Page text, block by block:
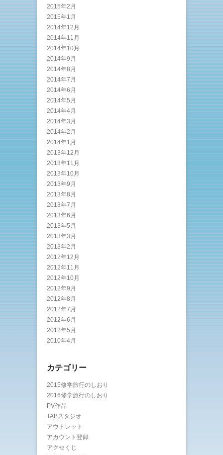
2015年2月
2015年1月
2014年12月
2014年11月
2014年10月
2014年9月
2014年8月
2014年7月
2014年6月
2014年5月
2014年4月
2014年3月
2014年2月
2014年1月
2013年12月
2013年11月
2013年10月
2013年9月
2013年8月
2013年7月
2013年6月
2013年5月
2013年3月
2013年2月
2012年12月
2012年11月
2012年10月
2012年9月
2012年8月
2012年7月
2012年6月
2012年5月
2010年4月
カテゴリー
2015修学旅行のしおり
2016修学旅行のしおり
PV作品
TABスタジオ
アウトレット
アカウント登録
アクセくじ